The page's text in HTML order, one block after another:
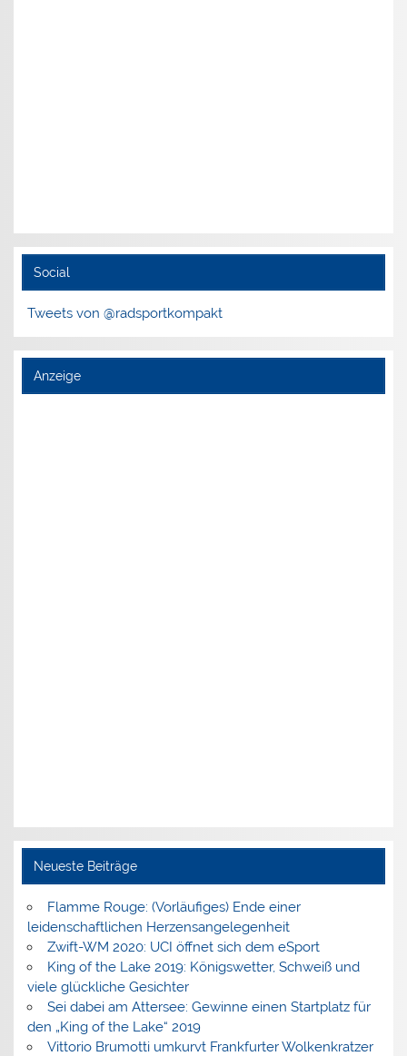
Social
Tweets von @radsportkompakt
Anzeige
Neueste Beiträge
Flamme Rouge: (Vorläufiges) Ende einer
leidenschaftlichen Herzensangelegenheit
Zwift-WM 2020: UCI öffnet sich dem eSport
King of the Lake 2019: Königswetter, Schweiß und
viele glückliche Gesichter
Sei dabei am Attersee: Gewinne einen Startplatz für
den „King of the Lake“ 2019
Vittorio Brumotti umkurvt Frankfurter Wolkenkratzer